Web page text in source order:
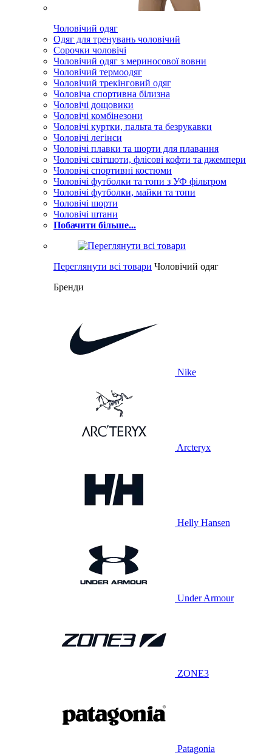
Чоловічий одяг
Одяг для тренувань чоловічий
Сорочки чоловічі
Чоловічий одяг з мериносової вовни
Чоловічий термоодяг
Чоловічий трекінговий одяг
Чоловіча спортивна білизна
Чоловічі дощовики
Чоловічі комбінезони
Чоловічі куртки, пальта та безрукавки
Чоловічі легінси
Чоловічі плавки та шорти для плавання
Чоловічі світшоти, флісові кофти та джемпери
Чоловічі спортивні костюми
Чоловічі футболки та топи з УФ фільтром
Чоловічі футболки, майки та топи
Чоловічі шорти
Чоловічі штани
Побачити більше...
Переглянути всі товари Чоловічий одяг
Бренди
Nike
Arcteryx
Helly Hansen
Under Armour
ZONE3
Patagonia